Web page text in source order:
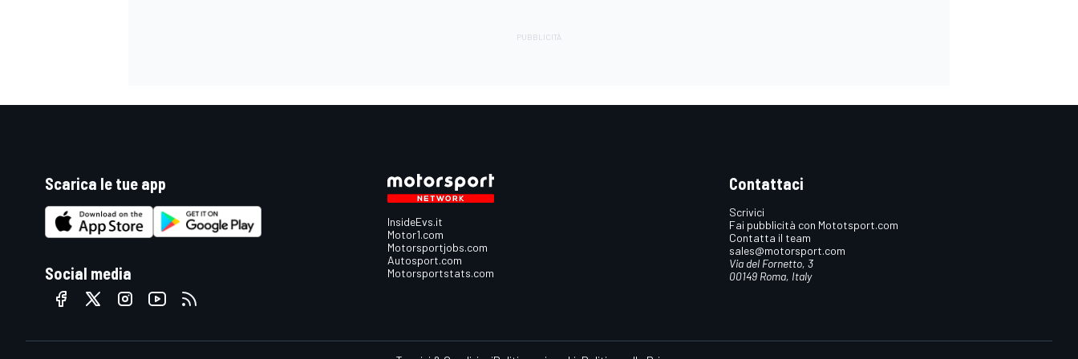
MONOMARCA
Scarica le tue app
Social media
InsideEvs.it
Motor1.com
Motorsportjobs.com
Autosport.com
Motorsportstats.com
Contattaci
Scrivici
Fai pubblicità con Mototsport.com
Contatta il team
sales@motorsport.com
Via del Fornetto, 3
00149 Roma, Italy